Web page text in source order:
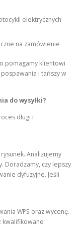
elektrycznych
na zamówienie
pomagamy klientowi
i tańszy w
do wysyłki?
długi i
Analizujemy
Doradzamy, czy lepszy
dyfuzyjne. Jeśli
WPS oraz wycenę.
kwalifikowane